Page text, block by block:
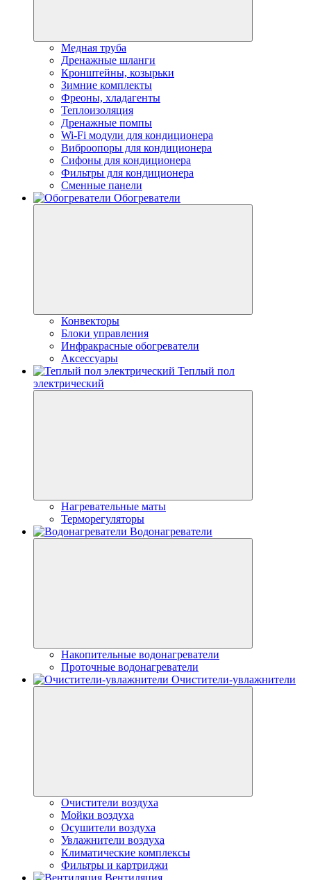
Медная труба
Дренажные шланги
Кронштейны, козырьки
Зимние комплекты
Фреоны, хладагенты
Теплоизоляция
Дренажные помпы
Wi-Fi модули для кондиционера
Виброопоры для кондиционера
Сифоны для кондиционера
Фильтры для кондиционера
Сменные панели
Обогреватели
Конвекторы
Блоки управления
Инфракрасные обогреватели
Аксессуары
Теплый пол
электрический
Нагревательные маты
Терморегуляторы
Водонагреватели
Накопительные водонагреватели
Проточные водонагреватели
Очистители-увлажнители
Очистители воздуха
Мойки воздуха
Осушители воздуха
Увлажнители воздуха
Климатические комплексы
Фильтры и картриджи
Вентиляция